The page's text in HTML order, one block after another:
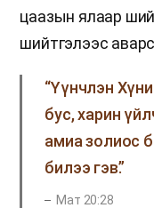
цаазын ялаар
шийтгэлээс
“Үүнчлэн
бус, харин
амиа золиос
билээ гэв.”
Мат 20:28